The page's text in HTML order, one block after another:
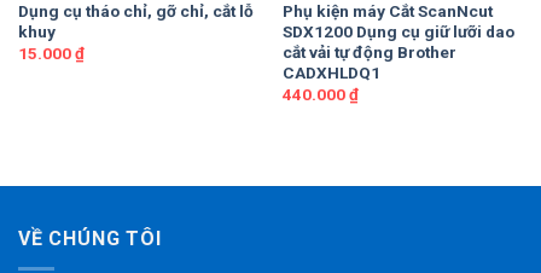
Dụng cụ tháo chỉ, gỡ chỉ, cắt lỗ
khuy
15.000₫
Phụ kiện máy Cắt ScanNcut
SDX1200 Dụng cụ giữ lưỡi dao
cắt vải tự động Brother
CADXHLDQ1
440.000₫
VỀ CHÚNG TÔI